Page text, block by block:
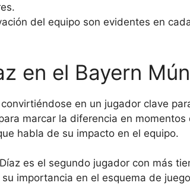
del equipo son evidentes en
en el Bayern
en un jugador clave
marcar la diferencia en
habla de su impacto en el equipo.
es el segundo jugador con más
importancia en el esquema de